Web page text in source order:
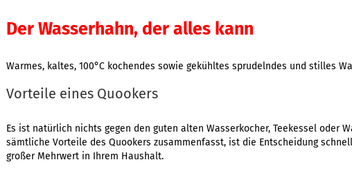
Der Wasserhahn, der alles kann
Warmes, kaltes, 100°C kochendes sowie gekühltes sprudelndes und stilles
Vorteile eines Quookers
Es ist natürlich nichts gegen den guten alten Wasserkocher, Teekessel oder
sämtliche Vorteile des Quookers zusammenfasst, ist die Entscheidung
großer Mehrwert in Ihrem Haushalt.